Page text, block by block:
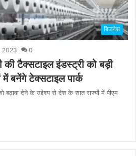
बिजनेस
2023 0
की टैक्सटाइल इंडस्ट्री को बड़ी
में बनेंगे टेक्सटाइल पार्क
बढ़ावा देने के उद्देश्य से देश के सात राज्यों में पीएम